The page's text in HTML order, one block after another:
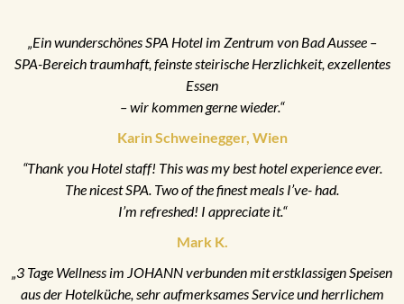
„Ein wunderschönes SPA Hotel im Zentrum von Bad Aussee –
SPA-Bereich traumhaft, feinste steirische Herzlichkeit, exzellentes
Essen
– wir kommen gerne wieder.“
Karin Schweinegger, Wien
“Thank you Hotel staff! This was my best hotel experience ever.
The nicest SPA. Two of the finest meals I’ve- had.
I’m refreshed! I appreciate it.“
Mark K.
„3 Tage Wellness im JOHANN verbunden mit erstklassigen Speisen
aus der Hotelküche, sehr aufmerksames Service und herrlichem